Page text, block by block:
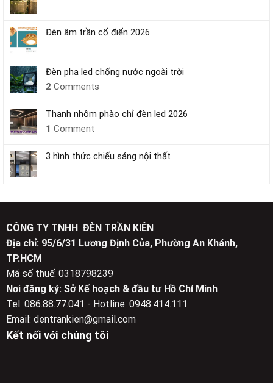
Đèn âm trần cổ điển 2026
Đèn pha led chống nước ngoài trời
2 Comments
Thanh nhôm phào chỉ đèn led 2026
1 Comment
3 hình thức chiếu sáng nội thất
CÔNG TY TNHH ĐÈN TRẦN KIÊN
Địa chỉ: 95/6/31 Lương Định Của, Phường An Khánh,
TP.HCM
Mã số thuế: 0318798239
Nơi đăng ký: Sở Kế hoạch & đầu tư Hồ Chí Minh
Tel: 086.88.77.041 - Hotline: 0948.414.111
Email: dentrankien@gmail.com
Kết nối với chúng tôi